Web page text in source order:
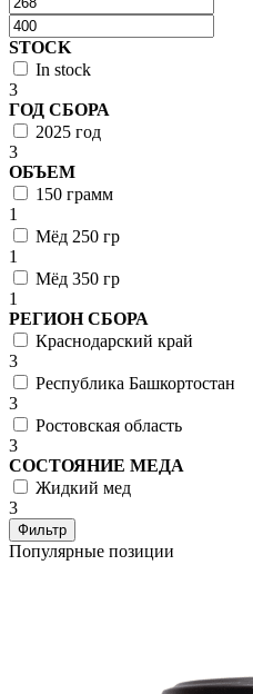
STOCK
In stock
3
ГОД СБОРА
2025 год
3
ОБЪЕМ
150 грамм
1
Мёд 250 гр
1
Мёд 350 гр
1
РЕГИОН СБОРА
Краснодарский край
3
Республика Башкортостан
3
Ростовская область
3
СОСТОЯНИЕ МЕДА
Жидкий мед
3
Фильтр
Популярные позиции